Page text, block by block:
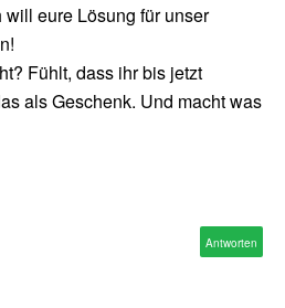
eure Lösung für unser
Fühlt, dass ihr bis jetzt
als Geschenk. Und macht was
Antworten